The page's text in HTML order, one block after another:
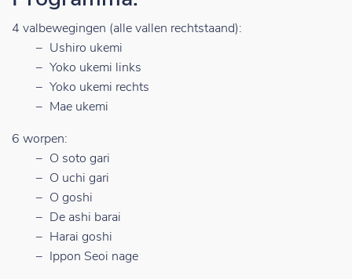
4 valbewegingen (alle vallen rechtstaand):
Ushiro ukemi
Yoko ukemi links
Yoko ukemi rechts
Mae ukemi
6 worpen:
O soto gari
O uchi gari
O goshi
De ashi barai
Harai goshi
Ippon Seoi nage